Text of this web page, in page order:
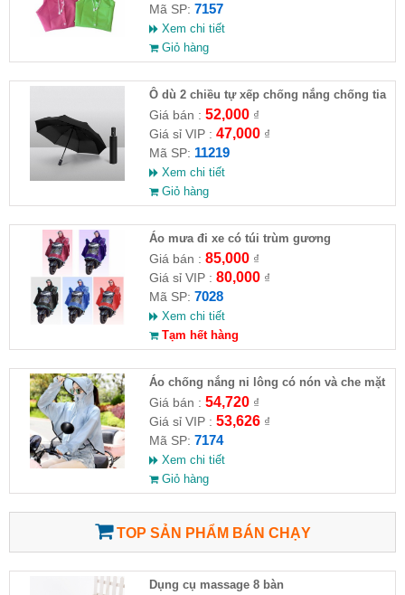
Mã SP: 7157
Xem chi tiết
Giỏ hàng
Ô dù 2 chiều tự xếp chống nắng chống tia
UV
Giá bán : 52,000₫
Giá sỉ VIP : 47,000₫
Mã SP: 11219
Xem chi tiết
Giỏ hàng
Áo mưa đi xe có túi trùm gương
Giá bán : 85,000₫
Giá sỉ VIP : 80,000₫
Mã SP: 7028
Xem chi tiết
Tạm hết hàng
Áo chống nắng ni lông có nón và che mặt
Giá bán : 54,720₫
Giá sỉ VIP : 53,626₫
Mã SP: 7174
Xem chi tiết
Giỏ hàng
TOP SẢN PHẨM BÁN CHẠY
Dụng cụ massage 8 bàn